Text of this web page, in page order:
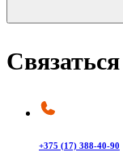
+375 (17) 388-40-90